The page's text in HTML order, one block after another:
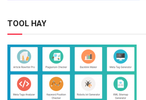
TOOL HAY